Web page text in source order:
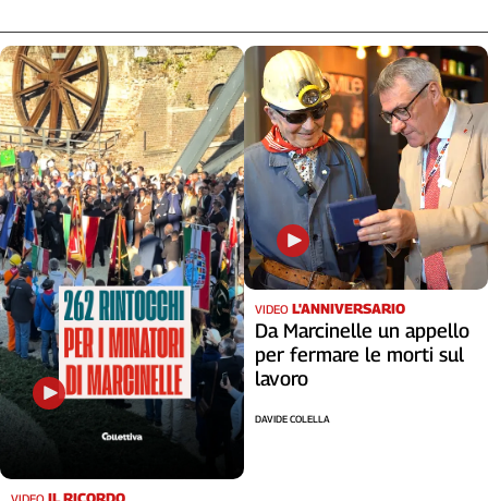
VIDEO L'ANNIVERSARIO
Da Marcinelle un appello
per fermare le morti sul
lavoro
DAVIDE COLELLA